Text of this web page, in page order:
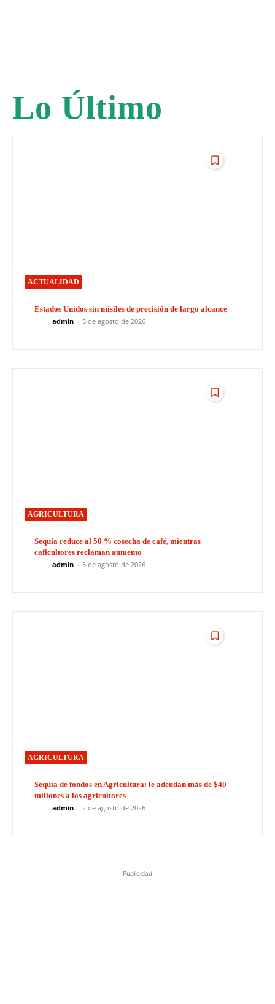
Lo Último
ACTUALIDAD
Estados Unidos sin misiles de precisión de largo alcance
admin - 5 de agosto de 2026
AGRICULTURA
Sequía reduce al 50 % cosecha de café, mientras
caficultores reclaman aumento
admin - 5 de agosto de 2026
AGRICULTURA
Sequía de fondos en Agricultura: le adeudan más de $40
millones a los agricultores
admin - 2 de agosto de 2026
Publicidad